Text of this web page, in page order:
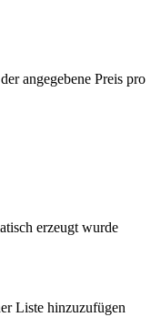
angegebene Preis pro
erzeugt wurde
Liste hinzuzufügen